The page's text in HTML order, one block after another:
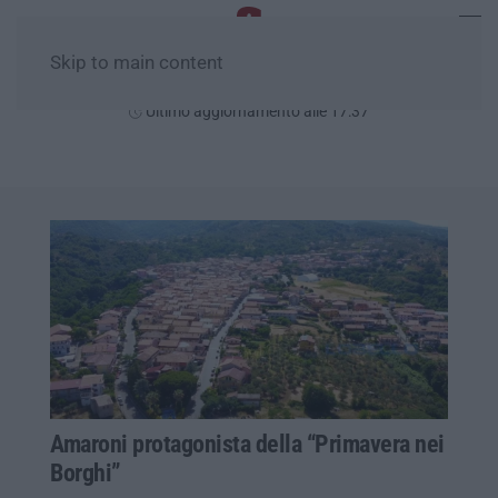
Skip to main content
Ultimo aggiornamento alle 17:37
Amaroni protagonista della “Primavera nei
Borghi”